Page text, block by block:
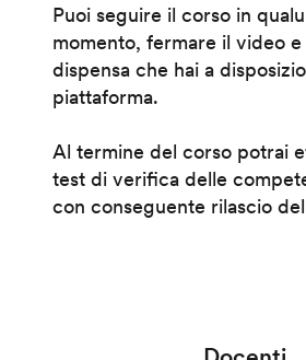
Puoi seguire il corso in
momento, fermare il video
dispensa che hai a
piattaforma.
Al termine del corso potrai
test di verifica delle
con conseguente rilascio